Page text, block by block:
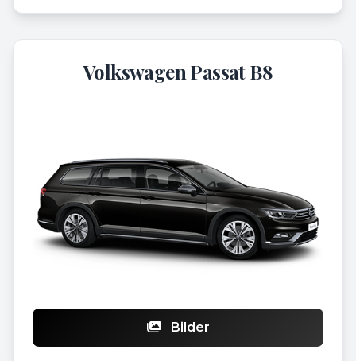
Volkswagen Passat B8
Bilder